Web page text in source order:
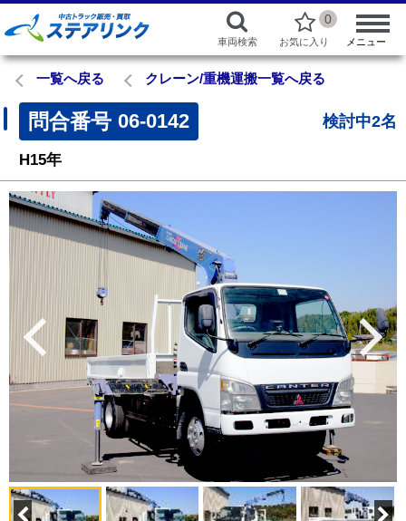
車両検索
0
お気に入り メニュー
一覧へ戻る クレーン/重機運搬一覧へ戻る
問合番号 06-0142 検討中2名
H15年